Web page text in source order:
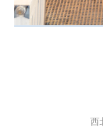
西